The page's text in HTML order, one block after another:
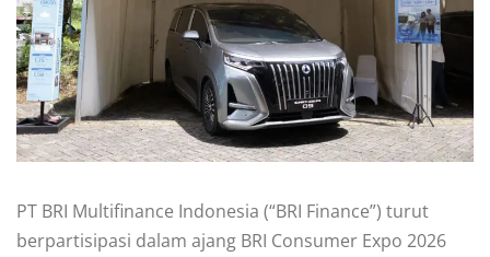
PT BRI Multifinance Indonesia (“BRI Finance”) turut
berpartisipasi dalam ajang BRI Consumer Expo 2026